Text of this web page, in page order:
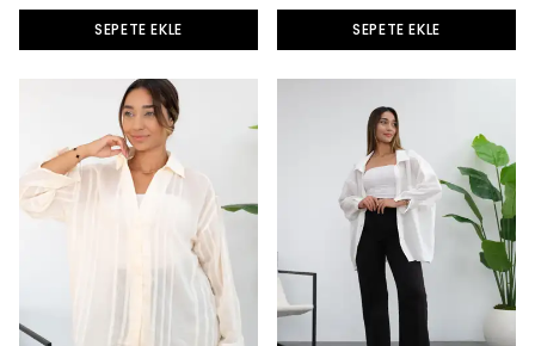
SEPETE EKLE SEPETE EKLE